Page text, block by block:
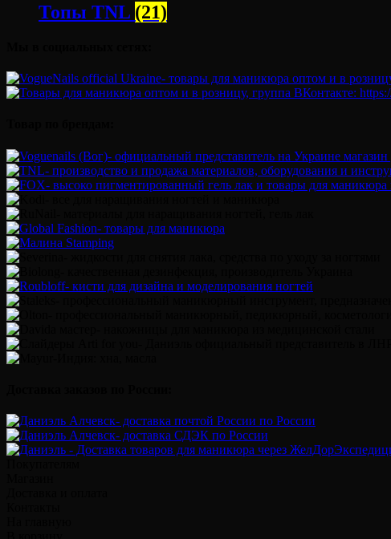
Топы TNL (21)